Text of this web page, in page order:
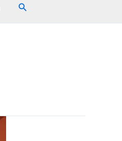
Buscar